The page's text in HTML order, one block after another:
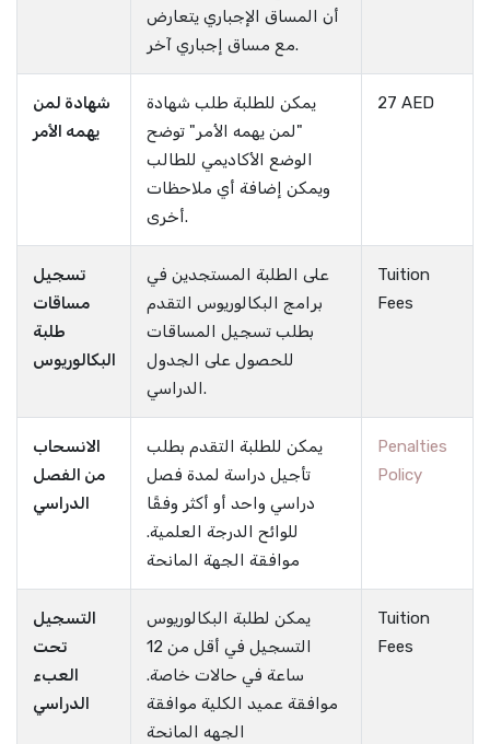
أن المساق الإجباري يتعارض
مع مساق إجباري آخر.
شهادة لمن
يهمه الأمر
يمكن للطلبة طلب شهادة
"لمن يهمه الأمر" توضح
الوضع الأكاديمي للطالب
ويمكن إضافة أي ملاحظات
أخرى.
27 AED
تسجيل
مساقات
طلبة
البكالوريوس
على الطلبة المستجدين في
برامج البكالوريوس التقدم
بطلب تسجيل المساقات
للحصول على الجدول
الدراسي.
Tuition
Fees
الانسحاب
من الفصل
الدراسي
يمكن للطلبة التقدم بطلب
تأجيل دراسة لمدة فصل
دراسي واحد أو أكثر وفقًا
للوائح الدرجة العلمية.
موافقة الجهة المانحة
Penalties
Policy
التسجيل
تحت
العبء
الدراسي
يمكن لطلبة البكالوريوس
التسجيل في أقل من 12
ساعة في حالات خاصة.
موافقة عميد الكلية موافقة
الجهه المانحة
Tuition
Fees